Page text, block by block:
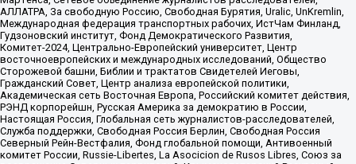
АЛЛАТРА, За свободную Россию, Свободная Бурятия, Uralic, UnKremlin,
Международная федерация транспортных рабочих, ИстЧам Финланд,
Гудзоновский институт, Фонд Демократического Развития,
Комитет-2024, Центрально-Европейский университет, Центр
восточноевропейских и международных исследований, Общество
Сторожевой башни, Библии и трактатов Свидетелей Иеговы,
Гражданский Совет, Центр анализа европейской политики,
Академическая сеть Восточная Европа, Российский комитет действия,
РЭНД корпорейшн, Русская Америка за демократию в России,
Настоящая Россия, Глобальная сеть журналистов-расследователей,
Служба поддержки, Свободная Россия Берлин, Свободная Россия
Северный Рейн-Вестфалия, Фонд глобальной помощи, Антивоенный
комитет России, Russie-Libertes, La Asocicion de Rusos Libres, Союз за